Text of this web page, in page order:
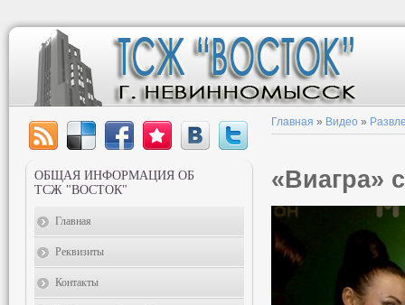
Главная » Видео »
«Виагра»
ОБЩАЯ ИНФОРМАЦИЯ ОБ
ТСЖ "ВОСТОК"
Главная
Реквизиты
Контакты